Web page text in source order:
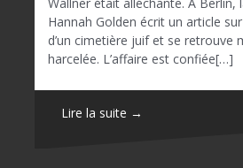
Wallner était alléchante. À Berlin,
Hannah Golden écrit un article
d’un cimetière juif et se retrouve
harcelée. L’affaire est confiée[…]
Lire la suite →